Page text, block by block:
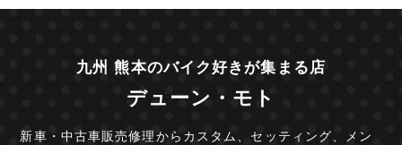
九州 熊本のバイク好きが集まる店
デューン・モト
新車・中古車販売修理からカスタム、セッティング、
メン